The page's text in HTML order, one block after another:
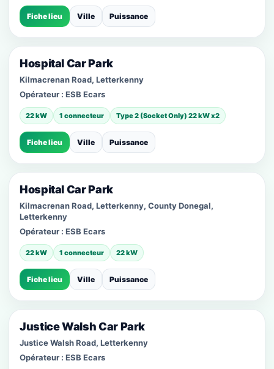
Fiche lieu Ville Puissance
Hospital Car Park
Kilmacrenan Road, Letterkenny
Opérateur : ESB Ecars
22 kW 1 connecteur Type 2 (Socket Only) 22 kW x2
Fiche lieu Ville Puissance
Hospital Car Park
Kilmacrenan Road, Letterkenny, County Donegal,
Letterkenny
Opérateur : ESB Ecars
22 kW 1 connecteur 22 kW
Fiche lieu Ville Puissance
Justice Walsh Car Park
Justice Walsh Road, Letterkenny
Opérateur : ESB Ecars